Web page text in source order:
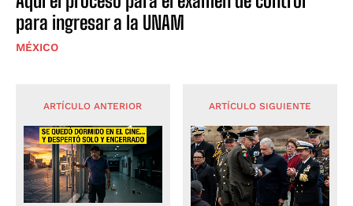
para ingresar a la UNAM
MÉXICO
ARTÍCULO ANTERIOR ARTÍCULO SIGUIENTE